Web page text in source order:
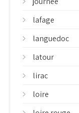
lafage
languedoc
latour
lirac
loire